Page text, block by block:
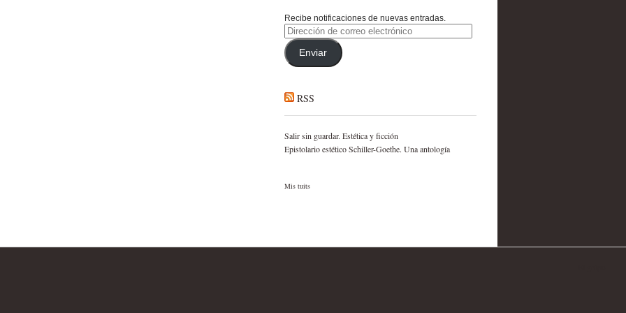
Recibe notificaciones de nuevas entradas.
Dirección
de
correo
electrónico
Enviar
RSS
Salir sin guardar. Estética y ficción
Epistolario estético Schiller-Goethe. Una antología
Mis tuits